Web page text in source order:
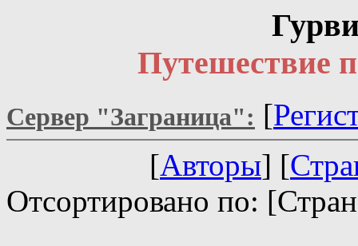
Путешествие
Сервер "Заграница": [
[Авторы] [
Отсортировано по: